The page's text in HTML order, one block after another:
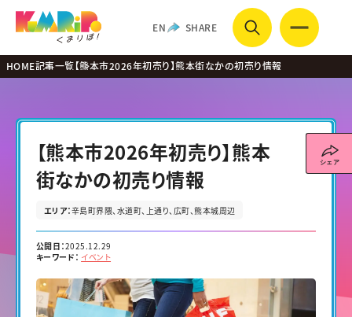
EN SHARE
HOME記事一覧【熊本市2026年初売り】熊本街なかの初売り情報
【熊本市2026年初売り】熊本
街なかの初売り情報
エリア：辛島町界隈 水道町 上通り 広町 熊本城周辺
公開日：2025.12.29
キーワード： イベント